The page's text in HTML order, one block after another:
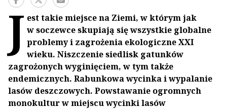
J est takie miejsce na Ziemi, w którym jak
w soczewce skupiają się wszystkie globalne
problemy i zagrożenia ekologiczne XXI
wieku. Niszczenie siedlisk gatunków
zagrożonych wyginięciem, w tym także
endemicznych. Rabunkowa wycinka i wypalanie
lasów deszczowych. Powstawanie ogromnych
monokultur w miejscu wycinki lasów